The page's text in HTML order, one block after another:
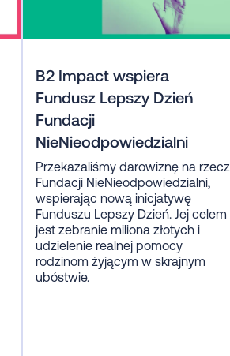
B2 Impact wspiera
Fundusz Lepszy Dzień
Fundacji
NieNieodpowiedzialni
Przekazaliśmy darowiznę na rzecz
Fundacji NieNieodpowiedzialni,
wspierając nową inicjatywę
Funduszu Lepszy Dzień. Jej celem
jest zebranie miliona złotych i
udzielenie realnej pomocy
rodzinom żyjącym w skrajnym
ubóstwie.